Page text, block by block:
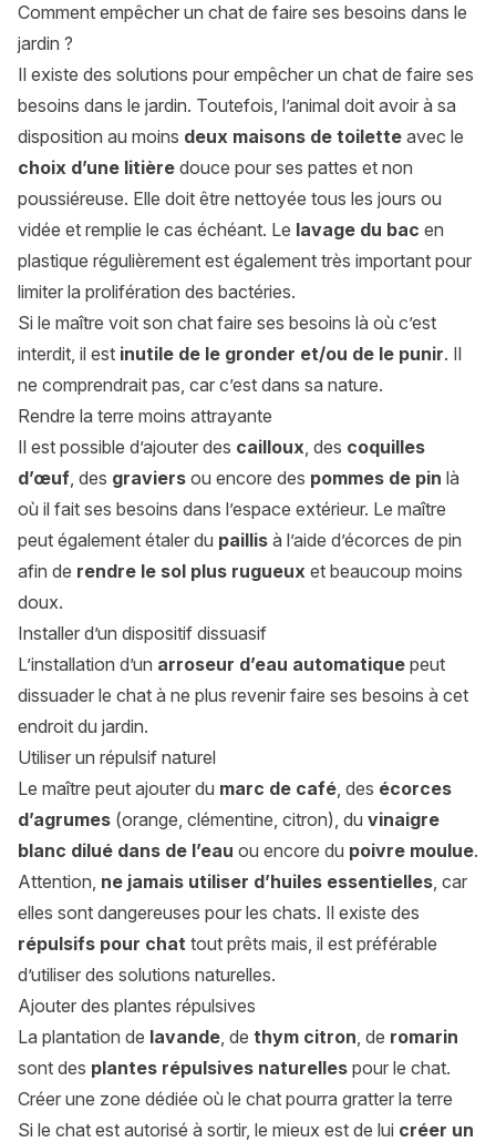
Comment empêcher un chat de faire ses besoins dans le
jardin ?
Il existe des solutions pour empêcher un chat de faire ses
besoins dans le jardin. Toutefois, l’animal doit avoir à sa
disposition au moins deux maisons de toilette avec le
choix d’une litière douce pour ses pattes et non
poussiéreuse. Elle doit être nettoyée tous les jours ou
vidée et remplie le cas échéant. Le lavage du bac en
plastique régulièrement est également très important pour
limiter la prolifération des bactéries.
Si le maître voit son chat faire ses besoins là où c’est
interdit, il est inutile de le gronder et/ou de le punir. Il
ne comprendrait pas, car c’est dans sa nature.
Rendre la terre moins attrayante
Il est possible d’ajouter des cailloux, des coquilles
d’œuf, des graviers ou encore des pommes de pin là
où il fait ses besoins dans l’espace extérieur. Le maître
peut également étaler du paillis à l’aide d’écorces de pin
afin de rendre le sol plus rugueux et beaucoup moins
doux.
Installer d’un dispositif dissuasif
L’installation d’un arroseur d’eau automatique peut
dissuader le chat à ne plus revenir faire ses besoins à cet
endroit du jardin.
Utiliser un répulsif naturel
Le maître peut ajouter du marc de café, des écorces
d’agrumes (orange, clémentine, citron), du vinaigre
blanc dilué dans de l’eau ou encore du poivre moulue.
Attention, ne jamais utiliser d’huiles essentielles, car
elles sont dangereuses pour les chats. Il existe des
répulsifs pour chat tout prêts mais, il est préférable
d’utiliser des solutions naturelles.
Ajouter des plantes répulsives
La plantation de lavande, de thym citron, de romarin
sont des plantes répulsives naturelles pour le chat.
Créer une zone dédiée où le chat pourra gratter la terre
Si le chat est autorisé à sortir, le mieux est de lui créer un